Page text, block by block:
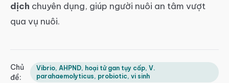
dịch chuyên dụng, giúp người nuôi an tâm vượt
qua vụ nuôi.
Chủ
đề:
Vibrio, AHPND, hoại tử gan tụy cấp, V.
parahaemolyticus, probiotic, vi sinh